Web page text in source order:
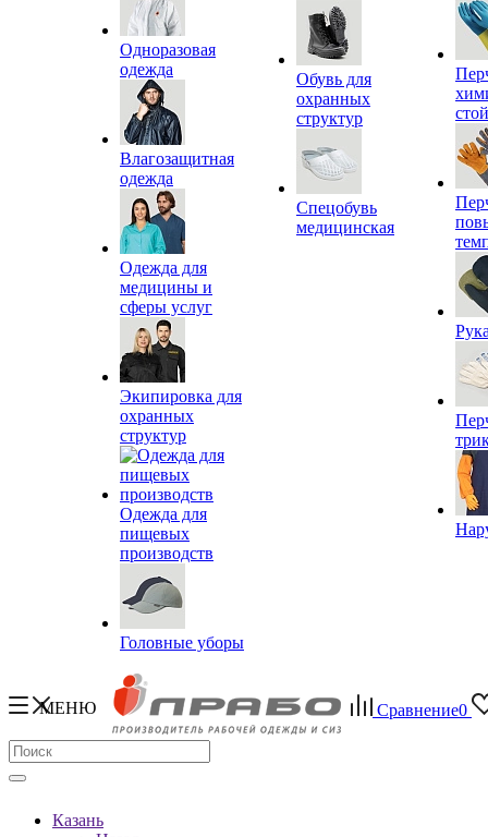
Одноразовая
одежда
Влагозащитная
одежда
Одежда для
медицины и
сферы услуг
Экипировка для
охранных
структур
Одежда для
пищевых
производств
Головные уборы
Обувь для
охранных
структур
Спецобувь
медицинская
МЕНЮ Сравнение0
Казань